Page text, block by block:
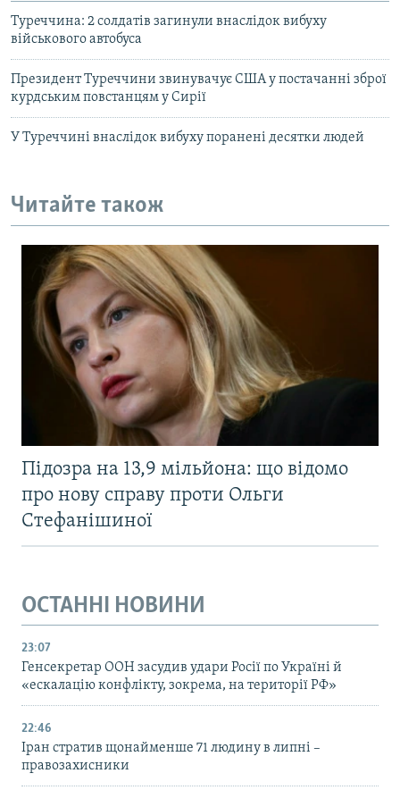
Туреччина: 2 солдатів загинули внаслідок вибуху
військового автобуса
Президент Туреччини звинувачує США у постачанні зброї
курдським повстанцям у Сирії
У Туреччині внаслідок вибуху поранені десятки людей
Читайте також
Підозра на 13,9 мільйона: що відомо
про нову справу проти Ольги
Стефанішиної
ОСТАННІ НОВИНИ
23:07
Генсекретар ООН засудив удари Росії по Україні й
«ескалацію конфлікту, зокрема, на території РФ»
22:46
Іран стратив щонайменше 71 людину в липні –
правозахисники